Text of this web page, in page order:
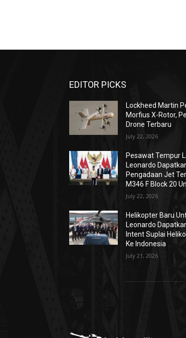
EDITOR PICKS
Lockheed Martin
Morfius X-Rotor,
Drone Terbaru
July 22, 2026
Pesawat Tempur
Leonardo
Pengadaan Jet
M346 F Block 20
July 22, 2026
Helikopter Baru
Leonardo
Intent Suplai
Ke Indonesia
July 21, 2026